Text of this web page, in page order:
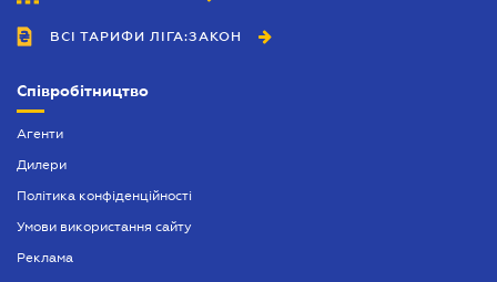
ВСІ ТАРИФИ ЛІГА:ЗАКОН
Співробітництво
Агенти
Дилери
Політика конфіденційності
Умови використання сайту
Реклама